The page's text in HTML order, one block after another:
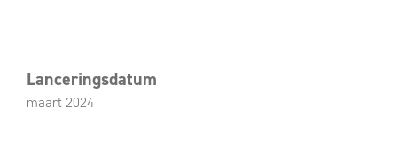
Lanceringsdatum
maart 2024